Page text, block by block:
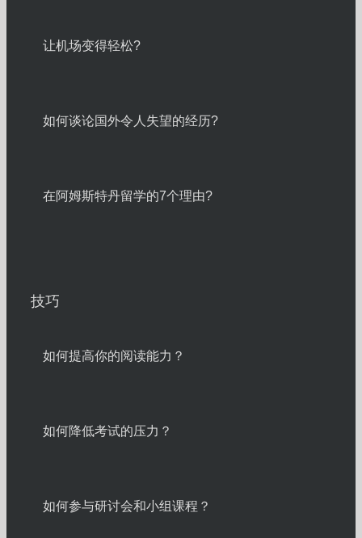
让机场变得轻松?
如何谈论国外令人失望的经历?
在阿姆斯特丹留学的7个理由?
技巧
如何提高你的阅读能力？
如何降低考试的压力？
如何参与研讨会和小组课程？